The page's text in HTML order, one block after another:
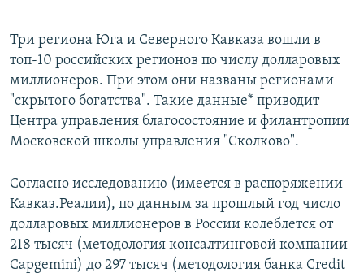
Все сайты РСЕ/РС
Три региона Юга и Северного Кавказа вошли в
топ-10 российских регионов по числу долларовых
миллионеров. При этом они названы регионами
"скрытого богатства". Такие данные* приводит
Центра управления благосостояние и филантропии
Московской школы управления "Сколково".
Согласно исследованию (имеется в распоряжении
Кавказ.Реалии), по данным за прошлый год число
долларовых миллионеров в России колеблется от
218 тысяч (методология консалтинговой компании
Capgemini) до 297 тысяч (методология банка Credit